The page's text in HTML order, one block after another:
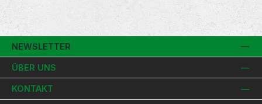
NEWSLETTER
ÜBER UNS
KONTAKT